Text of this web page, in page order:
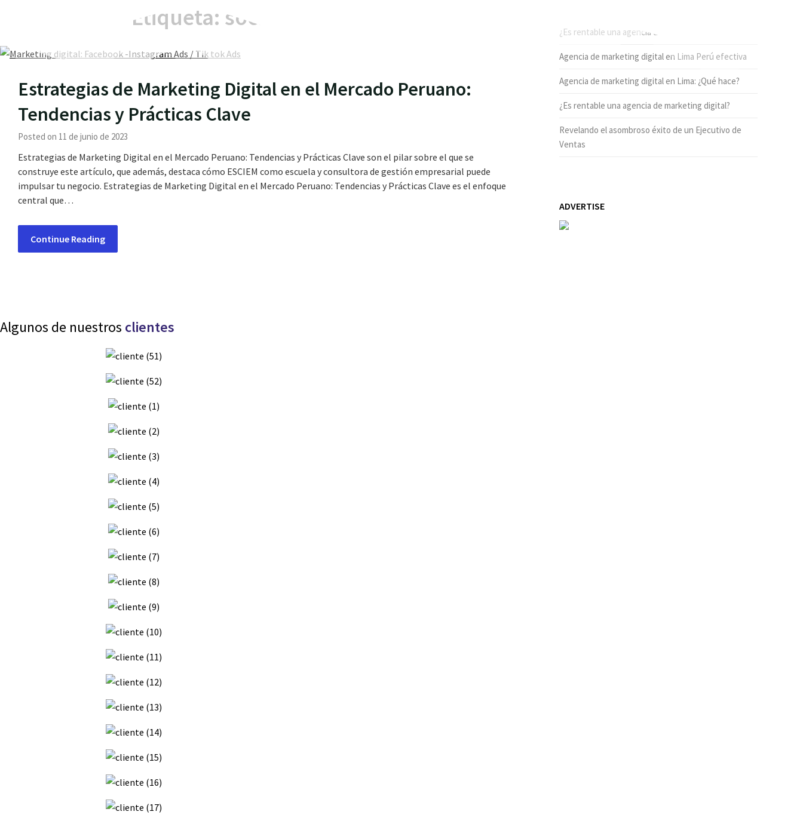
Etiqueta: social media Perú
Estrategias de Marketing Digital en el Mercado Peruano:
Tendencias y Prácticas Clave
Posted on 11 de junio de 2023
Estrategias de Marketing Digital en el Mercado Peruano: Tendencias y Prácticas Clave son el pilar sobre el que se
construye este artículo, que además, destaca cómo ESCIEM como escuela y consultora de gestión empresarial puede
impulsar tu negocio. Estrategias de Marketing Digital en el Mercado Peruano: Tendencias y Prácticas Clave es el enfoque
central que…
Continue Reading
¿Es rentable una agencia de marketing digital hoy?
Agencia de marketing digital en Lima Perú efectiva
Agencia de marketing digital en Lima: ¿Qué hace?
¿Es rentable una agencia de marketing digital?
Revelando el asombroso éxito de un Ejecutivo de
Ventas
ADVERTISE
Algunos de nuestros clientes